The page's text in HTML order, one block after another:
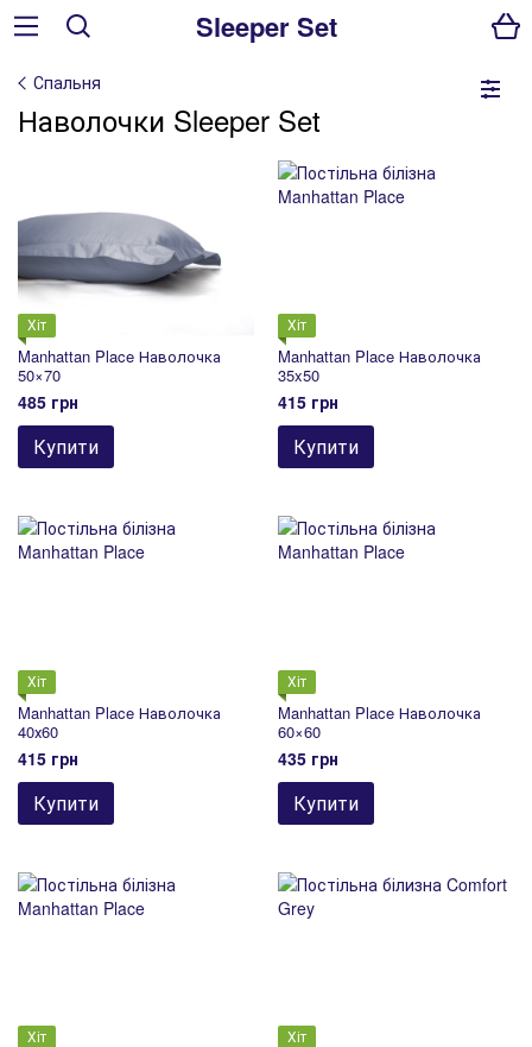
Sleeper Set
Спальня
Наволочки Sleeper Set
Хіт
Manhattan Place Наволочка
50×70
485 грн
Купити
Хіт
Manhattan Place Наволочка
35x50
415 грн
Купити
Хіт
Manhattan Place Наволочка
40х60
415 грн
Купити
Хіт
Manhattan Place Наволочка
60×60
435 грн
Купити
Хіт Хіт